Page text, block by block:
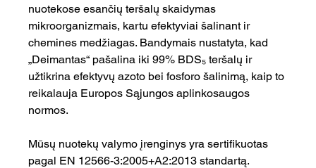
nuotekose esančių teršalų skaidymas
mikroorganizmais, kartu efektyviai šalinant ir
chemines medžiagas. Bandymais nustatyta, kad
„Deimantas“ pašalina iki 99% BDS₅ teršalų ir
užtikrina efektyvų azoto bei fosforo šalinimą, kaip to
reikalauja Europos Sąjungos aplinkosaugos
normos.
Mūsų nuotekų valymo įrenginys yra sertifikuotas
pagal EN 12566-3:2005+A2:2013 standartą.